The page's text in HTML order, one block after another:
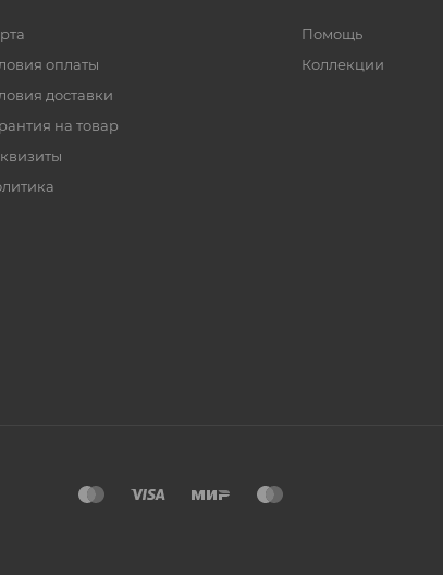
оплаты
доставки
на товар
Помощь
Коллекции